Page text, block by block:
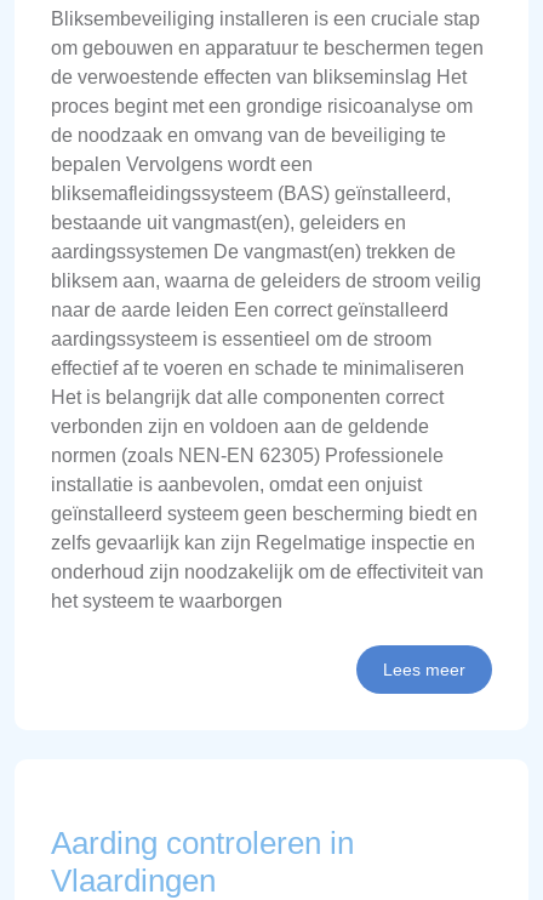
Bliksembeveiliging installeren is een cruciale stap
om gebouwen en apparatuur te beschermen tegen
de verwoestende effecten van blikseminslag Het
proces begint met een grondige risicoanalyse om
de noodzaak en omvang van de beveiliging te
bepalen Vervolgens wordt een
bliksemafleidingssysteem (BAS) geïnstalleerd,
bestaande uit vangmast(en), geleiders en
aardingssystemen De vangmast(en) trekken de
bliksem aan, waarna de geleiders de stroom veilig
naar de aarde leiden Een correct geïnstalleerd
aardingssysteem is essentieel om de stroom
effectief af te voeren en schade te minimaliseren
Het is belangrijk dat alle componenten correct
verbonden zijn en voldoen aan de geldende
normen (zoals NEN-EN 62305) Professionele
installatie is aanbevolen, omdat een onjuist
geïnstalleerd systeem geen bescherming biedt en
zelfs gevaarlijk kan zijn Regelmatige inspectie en
onderhoud zijn noodzakelijk om de effectiviteit van
het systeem te waarborgen
Lees meer
Aarding controleren in
Vlaardingen